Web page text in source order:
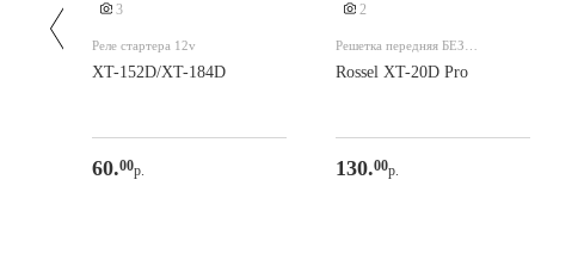
3
Реле стартера 12v
XT-152D/XT-184D
60.00р.
2
Решетка передняя БЕЗ
Rossel XT-20D Pro
130.00р.